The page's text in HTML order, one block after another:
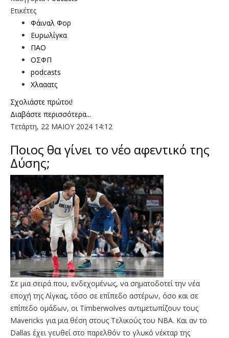
Ετικέτες
Φάιναλ Φορ
Ευρωλίγκα
ΠΑΟ
ΟΣΦΠ
podcasts
Χλααατς
Σχολιάστε πρώτοι!
Διαβάστε περισσότερα...
Τετάρτη, 22 ΜΑΙΟΥ 2024 14:12
Ποιος θα γίνει το νέο αφεντικό της
Δύσης;
Σε μια σειρά που, ενδεχομένως, να σηματοδοτεί την νέα
εποχή της Λίγκας, τόσο σε επίπεδο αστέρων, όσο και σε
επίπεδο ομάδων, οι Timberwolves αντιμετωπίζουν τους
Mavericks για μια θέση στους Τελικούς του NBA. Και αν το
Dallas έχει γευθεί στο παρελθόν το γλυκό νέκταρ της